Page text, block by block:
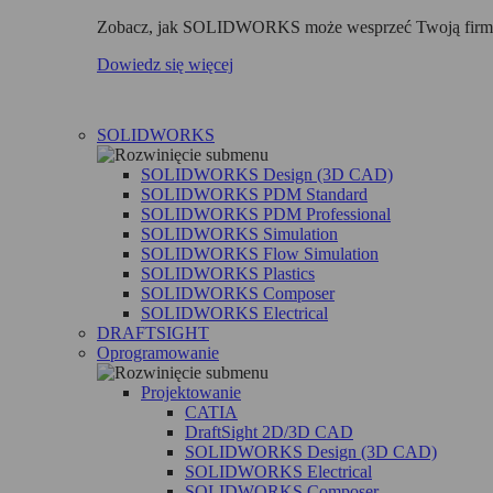
Zobacz, jak SOLIDWORKS może wesprzeć Twoją
Dowiedz się więcej
SOLIDWORKS
SOLIDWORKS Design (3D CAD)
SOLIDWORKS PDM Standard
SOLIDWORKS PDM Professional
SOLIDWORKS Simulation
SOLIDWORKS Flow Simulation
SOLIDWORKS Plastics
SOLIDWORKS Composer
SOLIDWORKS Electrical
DRAFTSIGHT
Oprogramowanie
Projektowanie
CATIA
DraftSight 2D/3D CAD
SOLIDWORKS Design (3D CAD)
SOLIDWORKS Electrical